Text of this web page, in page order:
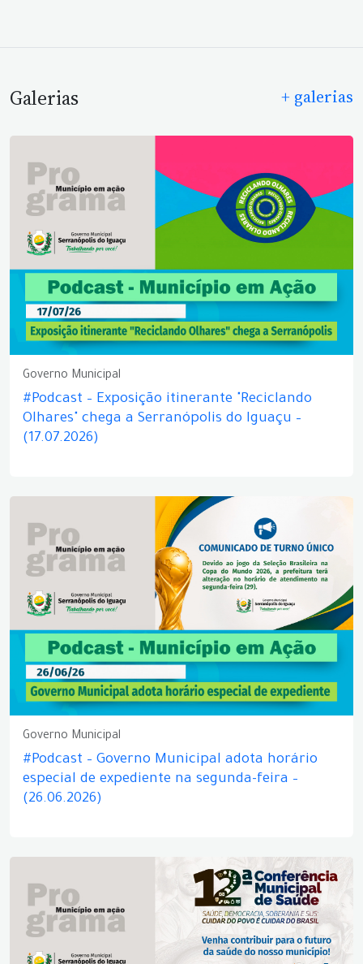
Galerias + galerias
Governo Municipal
#Podcast – Exposição itinerante "Reciclando
Olhares" chega a Serranópolis do Iguaçu –
(17.07.2026)
Governo Municipal
#Podcast – Governo Municipal adota horário
especial de expediente na segunda-feira –
(26.06.2026)